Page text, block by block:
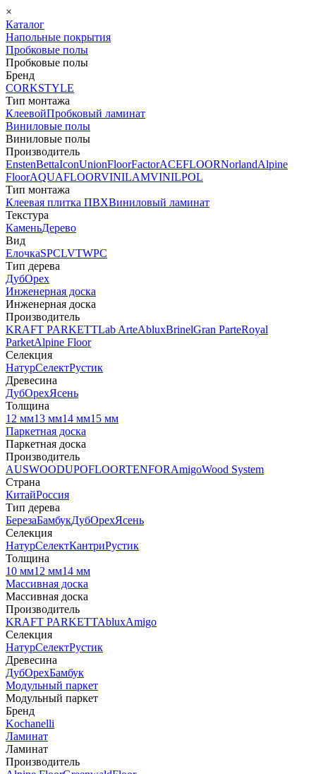
×
Каталог
Напольные покрытия
Пробковые полы
Пробковые полы
Бренд
CORKSTYLE
Тип монтажа
КлеевойПробковый ламинат
Виниловые полы
Виниловые полы
Производитель
EnstenBettaIconUnionFloorFactorACEFLOORNorlandAlpine
FloorAQUAFLOORVINILAMVINILPOL
Тип монтажа
Клеевая плитка ПВХВиниловый ламинат
Текстура
КаменьДерево
Вид
ЕлочкаSPCLVTWPC
Тип дерева
ДубОрех
Инженерная доска
Инженерная доска
Производитель
KRAFT PARKETTLab ArteAbluxBrinelGran ParteRoyal
ParketAlpine Floor
Селекция
НатурСелектРустик
Древесина
ДубОрехЯсень
Толщина
12 мм13 мм14 мм15 мм
Паркетная доска
Паркетная доска
Производитель
AUSWOODUPOFLOORTENFORAmigoWood System
Страна
КитайРоссия
Тип дерева
БерезаБамбукДубОрехЯсень
Селекция
НатурСелектКантриРустик
Толщина
10 мм12 мм14 мм
Массивная доска
Массивная доска
Производитель
KRAFT PARKETTAbluxAmigo
Селекция
НатурСелектРустик
Древесина
ДубОрехБамбук
Модульный паркет
Модульный паркет
Бренд
Kochanelli
Ламинат
Ламинат
Производитель